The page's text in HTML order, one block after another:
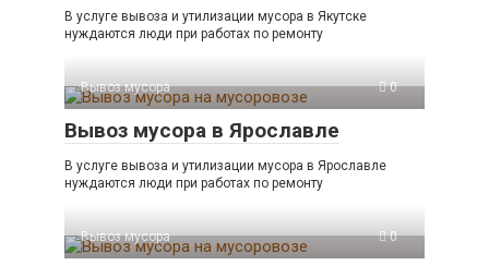
В услуге вывоза и утилизации мусора в Якутске
нуждаются люди при работах по ремонту
Вывоз мусора 0
Вывоз мусора в Ярославле
В услуге вывоза и утилизации мусора в Ярославле
нуждаются люди при работах по ремонту
Вывоз мусора 0